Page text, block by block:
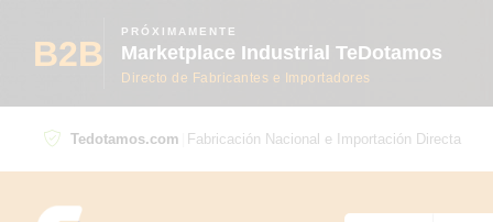
B2B
PRÓXIMAMENTE
Marketplace Industrial TeDotamos
Directo de Fabricantes e Importadores
Tedotamos.com Fabricación Nacional e Importación Directa